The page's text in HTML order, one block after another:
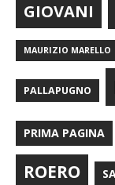
GIOVANI
MAURIZIO MARELLO
PALLAPUGNO
PRIMA PAGINA
ROERO